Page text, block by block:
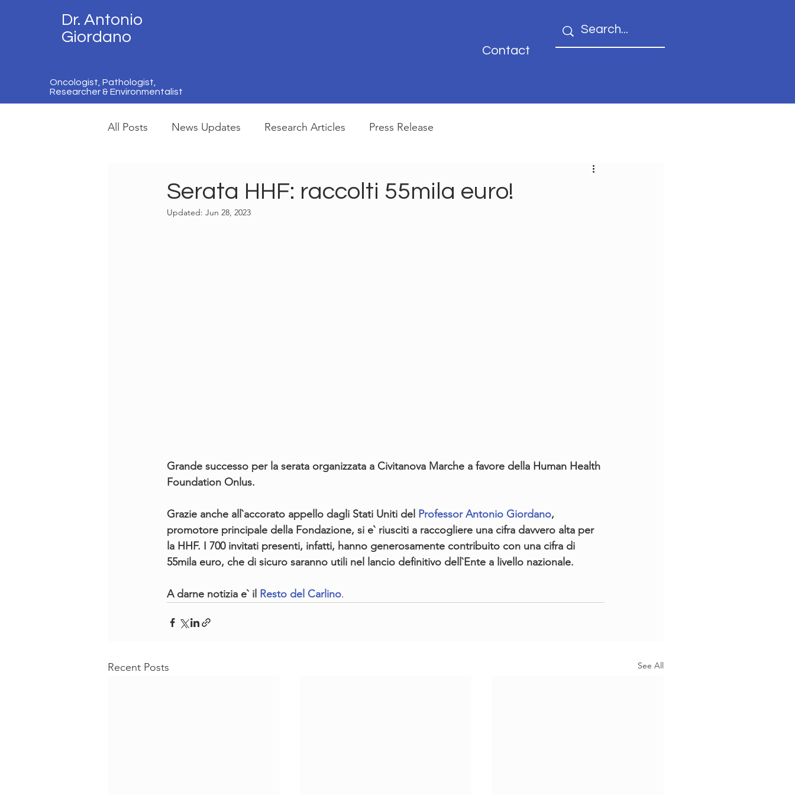
Dr. Antonio
Giordano
Contact
Oncologist, Pathologist,
Researcher & Environmentalist
All Posts News Updates Research Articles Press Release
Serata HHF: raccolti 55mila euro!
Updated: Jun 28, 2023
Grande successo per la serata organizzata a Civitanova Marche a favore della Human Health
Foundation Onlus.
Grazie anche all`accorato appello dagli Stati Uniti del Professor Antonio Giordano,
promotore principale della Fondazione, si e` riusciti a raccogliere una cifra davvero alta per
la HHF. I 700 invitati presenti, infatti, hanno generosamente contribuito con una cifra di
55mila euro, che di sicuro saranno utili nel lancio definitivo dell`Ente a livello nazionale.
A darne notizia e` il Resto del Carlino.
Recent Posts See All